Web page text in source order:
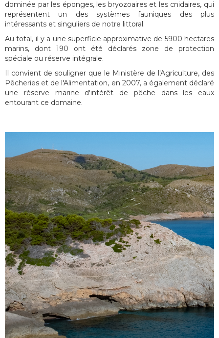
dominée par les éponges, les bryozoaires et les cnidaires, qui
représentent un des systèmes fauniques des plus
intéressants et singuliers de notre littoral.
Au total, il y a une superficie approximative de 5900 hectares
marins, dont 190 ont été déclarés zone de protection
spéciale ou réserve intégrale.
Il convient de souligner que le Ministère de l'Agriculture, des
Pêcheries et de l'Alimentation, en 2007, a également déclaré
une réserve marine d'intérêt de pêche dans les eaux
entourant ce domaine.